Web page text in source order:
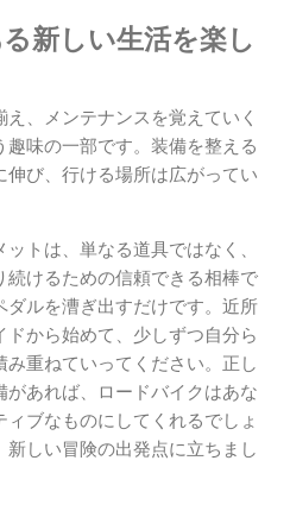
新しい生活を楽し
、メンテナンスを覚えていく
味の一部です。装備を整える
伸び、行ける場所は広がってい
トは、単なる道具ではなく、
続けるための信頼できる相棒で
ルを漕ぎ出すだけです。近所
から始めて、少しずつ自分ら
み重ねていってください。正し
あれば、ロードバイクはあな
ブなものにしてくれるでしょ
新しい冒険の出発点に立ちまし